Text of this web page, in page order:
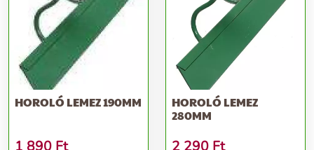
HOROLÓ LEMEZ 190MM
HOROLÓ LEMEZ
280MM